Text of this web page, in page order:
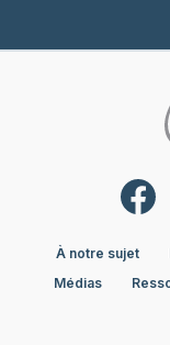
À notre sujet
Médias